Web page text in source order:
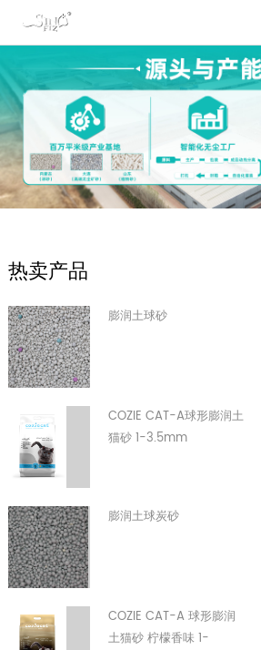
热卖产品
膨润土球砂
COZIE CAT-A球形膨润土
猫砂 1-3.5mm
膨润土球炭砂
COZIE CAT-A 球形膨润
土猫砂 柠檬香味 1-